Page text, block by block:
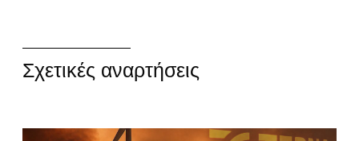
Σχετικές αναρτήσεις